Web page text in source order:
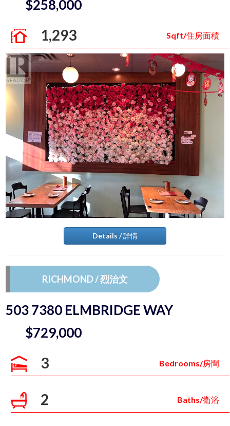
$258,000
1,293 Sqft/住房面積
Details / 詳情
RICHMOND / 烈治文
503 7380 ELMBRIDGE WAY
$729,000
3 Bedrooms/房間
2 Baths/衛浴